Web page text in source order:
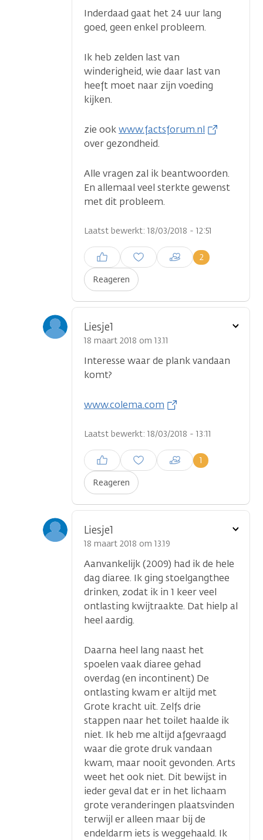
Inderdaad gaat het 24 uur lang
goed, geen enkel probleem.
Ik heb zelden last van
winderigheid, wie daar last van
heeft moet naar zijn voeding
kijken.
zie ookwww.factsforum.nl
over gezondheid.
Alle vragen zal ik beantwoorden.
En allemaal veel sterkte gewenst
met dit probleem.
Laatst bewerkt: 18/03/2018 - 12:51
Reageren
2
Inloggen om een reactie te
plaatsen
Liesje1
18 maart 2018 om 13.11
Interesse waar de plank vandaan
komt?
www.colema.com
Laatst bewerkt: 18/03/2018 - 13:11
Reageren
1
Inloggen om een reactie te
plaatsen
Toon
Liesje1
18 maart 2018 om 13.19
Aanvankelijk (2009) had ik de hele
dag diaree. Ik ging stoelgangthee
drinken, zodat ik in 1 keer veel
ontlasting kwijtraakte. Dat hielp al
heel aardig.
Daarna heel lang naast het
spoelen vaak diaree gehad
overdag (en incontinent) De
ontlasting kwam er altijd met
Grote kracht uit. Zelfs drie
stappen naar het toilet haalde ik
niet. Ik heb me altijd afgevraagd
waar die grote druk vandaan
kwam, maar nooit gevonden. Arts
weet het ook niet. Dit bewijst in
ieder geval dat er in het lichaam
grote veranderingen plaatsvinden
terwijl er alleen maar bij de
endeldarm iets is weggehaald. Ik
Toon